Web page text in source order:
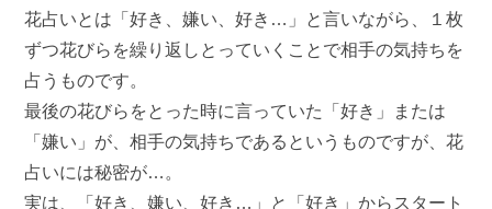
花占いとは「好き、嫌い、好き…」と言いながら、１枚
ずつ花びらを繰り返しとっていくことで相手の気持ちを
占うものです。
最後の花びらをとった時に言っていた「好き」または
「嫌い」が、相手の気持ちであるというものですが、花
占いには秘密が…。
実は、「好き、嫌い、好き…」と「好き」からスタート